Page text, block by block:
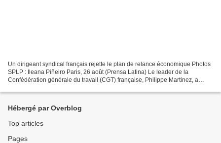
Un dirigeant syndical français rejette le plan de relance économique Photos
SPLP : Ileana Piñeiro Paris, 26 août (Prensa Latina) Le leader de la
Confédération générale du travail (CGT) française, Philippe Martinez, a
Hébergé par Overblog
Top articles
Pages